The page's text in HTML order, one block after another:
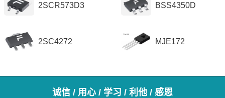
2SCR573D3 BSS4350D
2SC4272 MJE172
诚信 / 用心 / 学习 / 利他 / 感恩